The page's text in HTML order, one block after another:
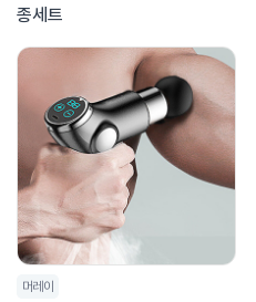
종세트
머레이